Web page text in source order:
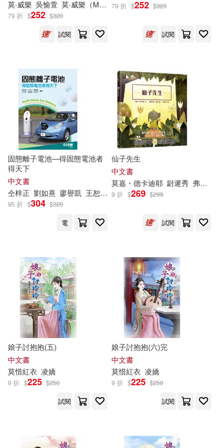
仝梓正(2) 何建珍(2)
保羅托迪(2) 劉如熹(2)
安德烈．莫洛亞(2)
安德烈．莫瑞茲(2)
巴諦斯特．莫席左(2)
布萊恩．莫蘭(2)
所長任有病(2)
拉斐爾・歐蒙(2)
提耶里・馬克思(2)
斜線堂有紀(2) 林鴻信(2)
派翠克．弗莫(2)
寶瓶文化(3)
突破出版社(3)
華中科技大學出版社(3)
親子天下(3)
財經錢線文化有限公司(3)
麥田(3) Naxos(2)
Walker Books Ltd.(2)
中國友誼出版公司(2)
中國對外翻譯出版公司(2)
人民衛生出版社(2)
全華圖書(2) 博樂伯樂(2)
原水(2)
外貿協會(2)
大是文化(2) 天下文化(2)
莫‧威樂 吳愉萱 莫‧威樂（Mo Willems）
79 折 $252 $320
試閱
79 折 $252 $320
試閱
固態離子電池—得固態電池者
得天下
中文書
仝梓正 劉如熹 廖譽凱 王恕柏 胡淑芬 莫誠康
95 折 $304 $320
電
仙子先生
中文書
莫嘉・德卡迪耶 尉遲秀 弗羅希安・皮傑（Florian Pigé）
9 折 $269 $299
試閱
娘子討抱抱(五)
中文書
莫惜紅衣 凌嬌
9 折 $225 $250
試閱
娘子討抱抱(六)完
中文書
莫惜紅衣 凌嬌
9 折 $225 $250
試閱